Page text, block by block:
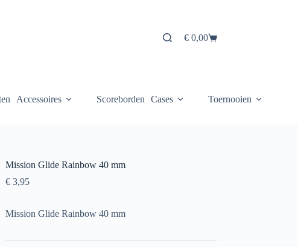
Winkelwagen
€0,00
Accessoires Scoreborden Cases Toernooien
Mission Glide Rainbow 40 mm
€3,95
Mission Glide Rainbow 40 mm